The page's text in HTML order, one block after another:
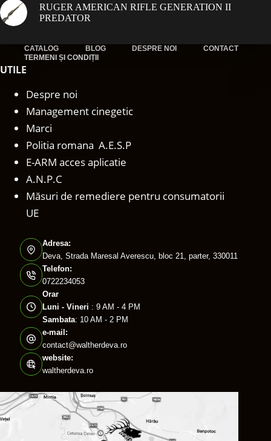
RUGER AMERICAN RIFLE GENERATION II
PREDATOR
CATALOG BLOG DESPRE NOI
CONTACT
TERMENI ȘI CONDIȚII
UTILE
Despre noi
Management cinegetic
Marci
Politia romana A.E.S.P
E-ARM acces aplicatie
A.N.P.C
Măsuri de remediere pentru consumatorii
UE
Adresa:
Deva, Strada Maresal Averescu, bloc 21, parter, 330011
Telefon:
0722234053
Orar
Luni - Vineri : 9 AM - 4 PM
Sambata: 10 AM - 2 PM
e-mail:
contact@waltherdeva.ro
website:
waltherdeva.ro